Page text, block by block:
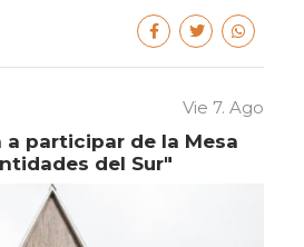
Vie 7. Ago
participar de la Mesa
del Sur"